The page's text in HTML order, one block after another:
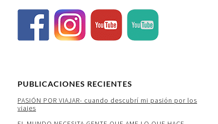
PUBLICACIONES RECIENTES
PASIÓN POR VIAJAR- cuando descubrí mi pasión por los
viajes